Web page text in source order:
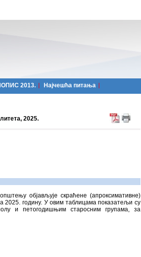
2013. Најчешћa питања
2025.
објављује скраћене (апроксимативне)
2025. годину. У овим таблицама показатељи су
и петогодишњим старосним групама, за